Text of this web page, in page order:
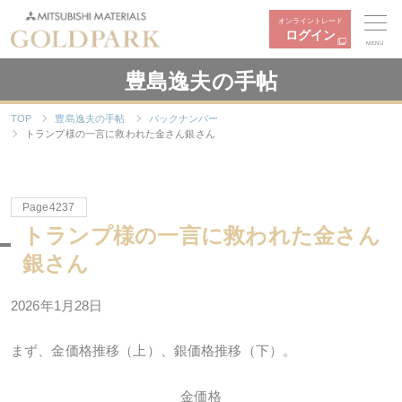
オンライントレード
ログイン
MENU
豊島逸夫の手帖
TOP 豊島逸夫の手帖
バックナンバー
トランプ様の一言に救われた金さん銀さん
Page4237
トランプ様の一言に救われた金さん
銀さん
2026年1月28日
まず、金価格推移（上）、銀価格推移（下）。
金価格